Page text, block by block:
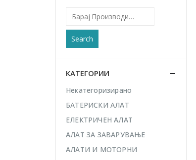
Search
КАТЕГОРИИ
Некатегоризирано
БАТЕРИСКИ АЛАТ
ЕЛЕКТРИЧЕН АЛАТ
АЛАТ ЗА ЗАВАРУВАЊЕ
АЛАТИ И МОТОРНИ